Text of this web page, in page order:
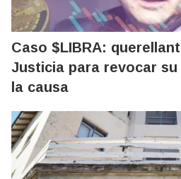
Caso $LIBRA:
Justicia para revocar
la causa